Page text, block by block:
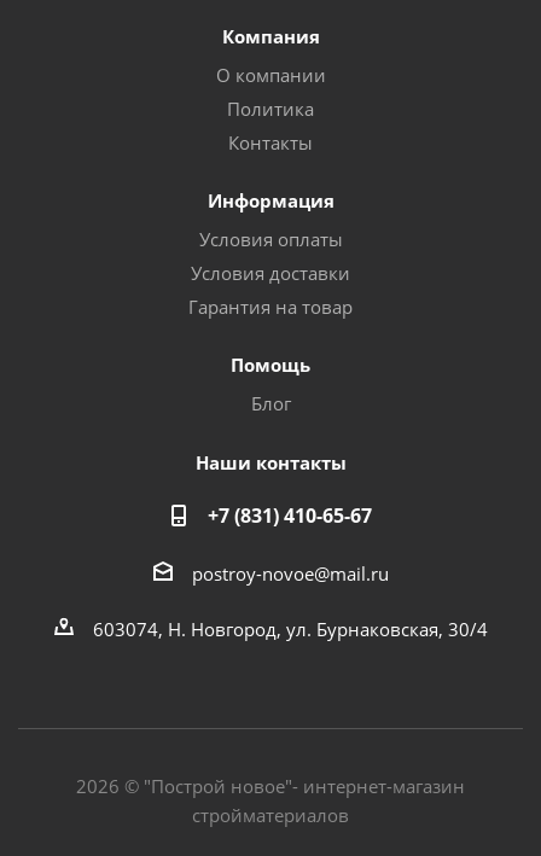
Компания
О компании
Политика
Контакты
Информация
Условия оплаты
Условия доставки
Гарантия на товар
Помощь
Блог
Наши контакты
+7 (831) 410-65-67
postroy-novoe@mail.ru
603074, Н. Новгород, ул. Бурнаковская, 30/4
2026 © "Построй новое"- интернет-магазин
стройматериалов